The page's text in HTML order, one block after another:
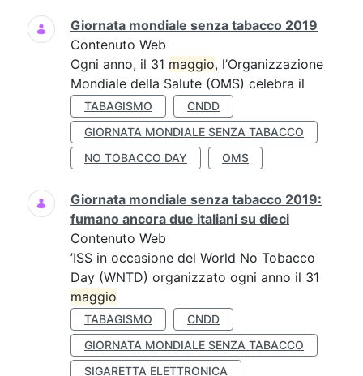
Giornata mondiale senza tabacco 2019
Contenuto Web
Ogni anno, il 31 maggio, l’Organizzazione
Mondiale della Salute (OMS) celebra il
TABAGISMO
CNDD
GIORNATA MONDIALE SENZA TABACCO
NO TOBACCO DAY
OMS
Giornata mondiale senza tabacco 2019:
fumano ancora due italiani su dieci
Contenuto Web
’ISS in occasione del World No Tobacco
Day (WNTD) organizzato ogni anno il 31
maggio
TABAGISMO
CNDD
GIORNATA MONDIALE SENZA TABACCO
SIGARETTA ELETTRONICA